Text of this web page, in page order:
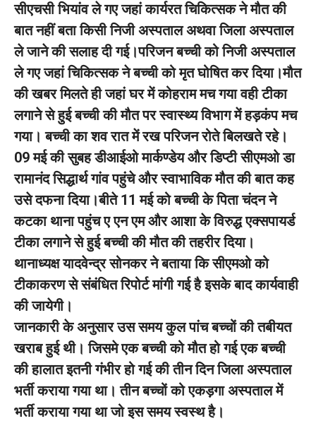
सीएचसी भियांव ले गए जहां कार्यरत चिकित्सक ने मौत की
बात नहीं बता किसी निजी अस्पताल अथवा जिला अस्पताल
ले जाने की सलाह दी गई।परिजन बच्ची को निजी अस्पताल
ले गए जहां चिकित्सक ने बच्ची को मृत घोषित कर दिया।मौत
की खबर मिलते ही जहां घर में कोहराम मच गया वही टीका
लगाने से हुई बच्ची की मौत पर स्वास्थ्य विभाग में हड़कंप मच
गया। बच्ची का शव रात में रख परिजन रोते बिलखते रहे।
09 मई की सुबह डीआईओ मार्कण्डेय और डिप्टी सीएमओ डा
रामानंद सिद्धार्थ गांव पहुंचे और स्वाभाविक मौत की बात कह
उसे दफना दिया।बीते 11 मई को बच्ची के पिता चंदन ने
कटका थाना पहुंच ए एन एम और आशा के विरुद्ध एक्सपायर्ड
टीका लगाने से हुई बच्ची की मौत की तहरीर दिया।
थानाध्यक्ष यादवेन्द्र सोनकर ने बताया कि सीएमओ को
टीकाकरण से संबंधित रिपोर्ट मांगी गई है इसके बाद कार्यवाही
की जायेगी।
जानकारी के अनुसार उस समय कुल पांच बच्चों की तबीयत
खराब हुई थी। जिसमे एक बच्ची को मौत हो गई एक बच्ची
की हालात इतनी गंभीर हो गई की तीन दिन जिला अस्पताल
भर्ती कराया गया था। तीन बच्चों को एकड़गा अस्पताल में
भर्ती कराया गया था जो इस समय स्वस्थ है।